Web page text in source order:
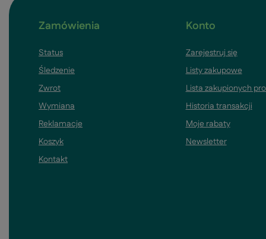
Zamówienia
Status
Śledzenie
Zwrot
Wymiana
Reklamacje
Koszyk
Kontakt
Konto
Zarejestruj się
Listy zakupowe
Lista zakupionych
Historia transakcji
Moje rabaty
Newsletter